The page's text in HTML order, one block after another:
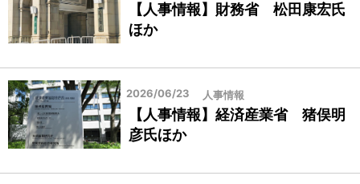
【人事情報】財務省 松田康宏氏
ほか
2026/06/23 人事情報
【人事情報】経済産業省 猪俣明
彦氏ほか